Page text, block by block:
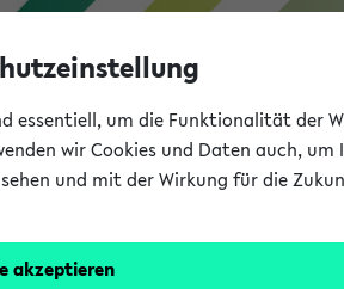
essentiell, um die Funktionalität der
wir Cookies und Daten auch,
und mit der Wirkung für die
akzeptieren